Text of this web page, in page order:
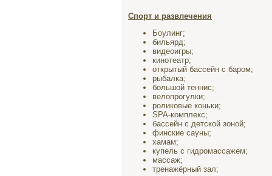
Спорт и развлечения
Боулинг;
бильярд;
видеоигры;
кинотеатр;
открытый бассейн с баром;
рыбалка;
большой теннис;
велопрогулки;
роликовые коньки;
SPA-комплекс;
бассейн с детской зоной;
финские сауны;
хамам;
купель с гидромассажем;
массаж;
тренажёрный зал;